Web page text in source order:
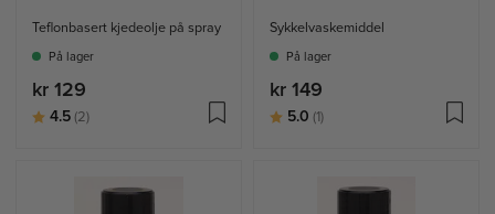
Teflonbasert kjedeolje på spray
På lager
kr 129
Karakter:
4.5(2)av 5 mulige
Sykkelvaskemiddel
På lager
kr 149
Karakter:
5.0 (1)av 5 mulige